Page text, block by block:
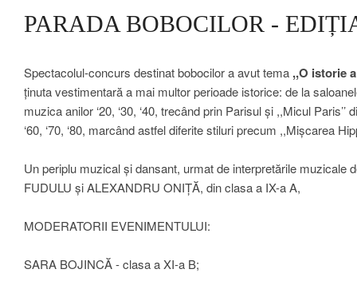
PARADA BOBOCILOR -
Spectacolul-concurs destinat bobocilor a avut tema ,,O istorie
ținuta vestimentară a mai multor perioade istorice: de la
muzica anilor ‘20, ‘30, ‘40, trecând prin Parisul și ,,Micul
‘60, ‘70, ‘80, marcând astfel diferite stiluri precum ,,Mișcarea
Un periplu muzical și dansant, urmat de interpretările muzicale
FUDULU și ALEXANDRU ONIȚĂ, din clasa a IX-a A,
MODERATORII EVENIMENTULUI:
SARA BOJINCĂ - clasa a XI-a B;